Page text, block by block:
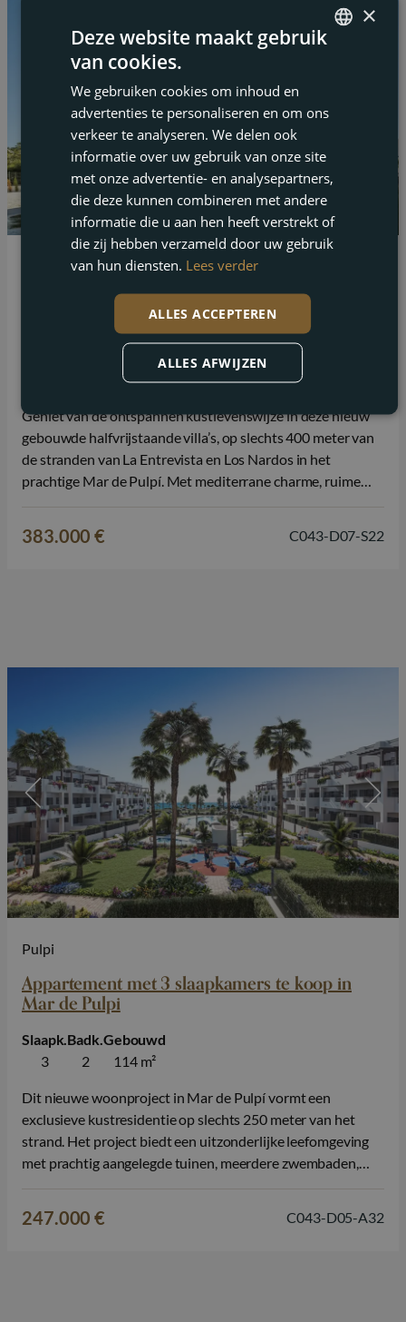
Moderne halfvrijstaande villa te koop vlakbij
het strand in Mar de Pulpí
268 m²
Gebouwd
Geniet van de ontspannen kustlevenswijze in deze nieuw
gebouwde halfvrijstaande villa’s, op slechts 400 meter van
de stranden van La Entrevista en Los Nardos in het
prachtige Mar de Pulpí. Met mediterrane charme, ruime
Elke villa…
383.000 € C043-D07-S22
Pulpi
Appartement met 3 slaapkamers te koop in
Mar de Pulpi
3
Slaapk.
2
Badk.
114 m²
Gebouwd
Dit nieuwe woonproject in Mar de Pulpí vormt een
exclusieve kustresidentie op slechts 250 meter van het
strand. Het project biedt een uitzonderlijke leefomgeving
met prachtig aangelegde tuinen, meerdere zwembaden,
rustige, natuurrijke omgeving, terwijl alle voorzieningen…
247.000 € C043-D05-A32
GERMAN
×
Deze website maakt gebruik
van cookies.
We gebruiken cookies om inhoud en
advertenties te personaliseren en om ons
verkeer te analyseren. We delen ook
informatie over uw gebruik van onze site
met onze advertentie- en analysepartners,
die deze kunnen combineren met andere
informatie die u aan hen heeft verstrekt of
die zij hebben verzameld door uw gebruik
van hun diensten. Lees verder
ALLES ACCEPTEREN
ALLES AFWIJZEN